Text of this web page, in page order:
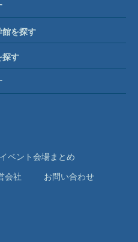
館を探す
探す
イベント会場まとめ
会社
お問い合わせ